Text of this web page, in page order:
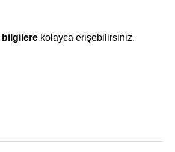
bilgilere kolayca erişebilirsiniz.